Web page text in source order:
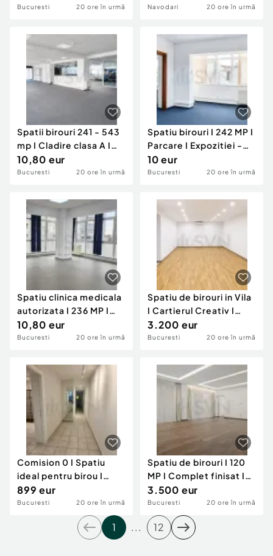
Bucuresti 20 ore în urmă Navodari 20 ore în urmă
Spatii birouri 241 - 543
mp I Cladire clasa A I
Expozitie...
10,80 eur
Bucuresti 20 ore în urmă
Spatiu birouri I 242 MP I
Parcare I Expozitiei -
Sector 1
10 eur
Bucuresti 20 ore în urmă
Spatiu clinica medicala
autorizata I 236 MP I
Parcare I E...
10,80 eur
Bucuresti 20 ore în urmă
Spatiu de birouri in Vila
I Cartierul Creativ I
Piata Vic...
3.200 eur
Bucuresti 20 ore în urmă
Comision 0 I Spatiu
ideal pentru birou I
cabinet I studio...
899 eur
Bucuresti 20 ore în urmă
Spatiu de birouri I 120
MP I Complet finisat I
Kiseleff I...
3.500 eur
Bucuresti 20 ore în urmă
1 ... 12